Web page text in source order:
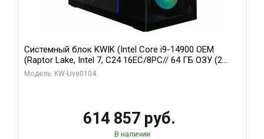
Системный блок KWIK (Intel Core i9-14900 OEM
(Raptor Lake, Intel 7, C24 16EC/8PC// 64 ГБ ОЗУ (2
модуля)/ Afox RTX4090 24GB GDDR6X 384-Bit 3xDP
Модель: KW-Live0104
614 857 руб.
В наличии